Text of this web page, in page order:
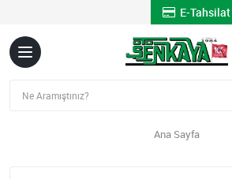
E-Tahsilat
Ana Sayfa